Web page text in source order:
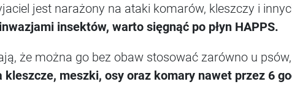
jest narażony na ataki komarów, kleszczy i
insektów, warto sięgnąć po płyn HAPPS.
że można go bez obaw stosować zarówno u
meszki, osy oraz komary nawet przez 6